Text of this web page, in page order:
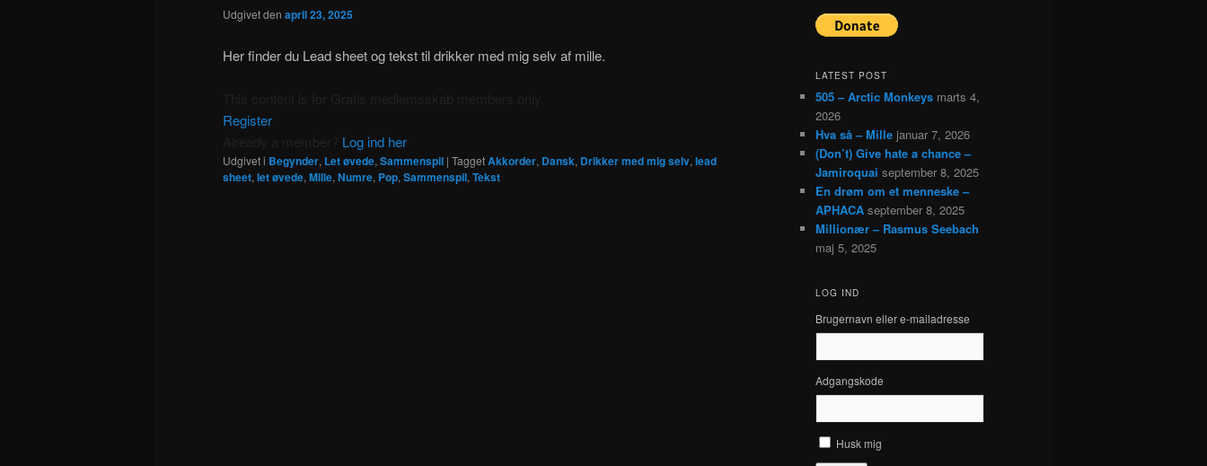
Udgivet den april 23, 2025
Her finder du Lead sheet og tekst til drikker med mig selv af mille.
Register
Log ind her
Udgivet i Begynder, Let øvede, Sammenspil | TaggetAkkorder, Dansk, Drikker med mig selv, lead
sheet, let øvede, Mille, Numre, Pop, Sammenspil, Tekst
LATEST POST
505 – Arctic Monkeys marts 4,
2026
Hva så – Mille januar 7, 2026
(Don’t) Give hate a chance –
Jamiroquai september 8, 2025
En drøm om et menneske –
APHACA september 8, 2025
Millionær – Rasmus Seebach
maj 5, 2025
LOG IND
Brugernavn eller e-mailadresse
Adgangskode
Husk mig